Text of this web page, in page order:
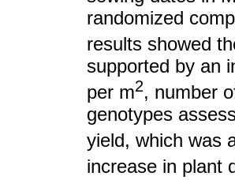
randomized
results showed
supported by an
per m2, number
genotypes
yield, which was
increase in plant